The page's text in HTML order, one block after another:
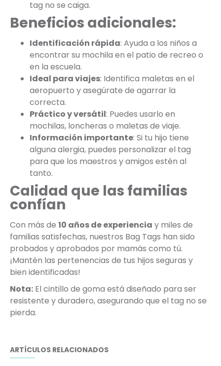
tag no se caiga.
Beneficios adicionales:
Identificación rápida: Ayuda a los niños a
encontrar su mochila en el patio de recreo o
en la escuela.
Ideal para viajes: Identifica maletas en el
aeropuerto y asegúrate de agarrar la
correcta.
Práctico y versátil: Puedes usarlo en
mochilas, loncheras o maletas de viaje.
Información importante: Si tu hijo tiene
alguna alergia, puedes personalizar el tag
para que los maestros y amigos estén al
tanto.
Calidad que las familias
confían
Con más de 10 años de experiencia y miles de
familias satisfechas, nuestros Bag Tags han sido
probados y aprobados por mamás como tú.
¡Mantén las pertenencias de tus hijos seguras y
bien identificadas!
Nota: El cintillo de goma está diseñado para ser
resistente y duradero, asegurando que el tag no se
pierda.
ARTÍCULOS RELACIONADOS